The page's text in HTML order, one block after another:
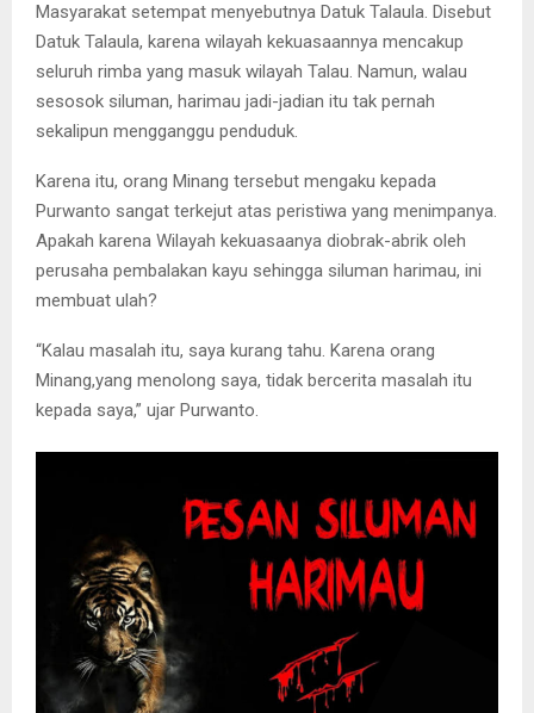
Masyarakat setempat menyebutnya Datuk Talaula. Disebut
Datuk Talaula, karena wilayah kekuasaannya mencakup
seluruh rimba yang masuk wilayah Talau. Namun, walau
sesosok siluman, harimau jadi-jadian itu tak pernah
sekalipun mengganggu penduduk.
Karena itu, orang Minang tersebut mengaku kepada
Purwanto sangat terkejut atas peristiwa yang menimpanya.
Apakah karena Wilayah kekuasaanya diobrak-abrik oleh
perusaha pembalakan kayu sehingga siluman harimau, ini
membuat ulah?
“Kalau masalah itu, saya kurang tahu. Karena orang
Minang,yang menolong saya, tidak bercerita masalah itu
kepada saya,” ujar Purwanto.